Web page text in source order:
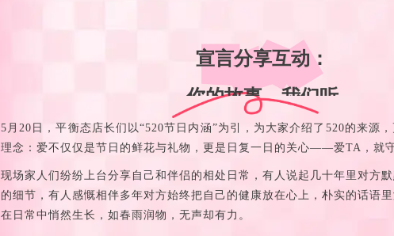
宣言分享互动：
你的故事，我们听
5月20日，平衡态店长们以“520节日内涵”为引，为大家介绍了520的来源
理念：爱不仅仅是节日的鲜花与礼物，更是日复一日的关心——爱TA，就
现场家人们纷纷上台分享自己和伴侣的相处日常，有人说起几十年里对方
的细节，有人感慨相伴多年对方始终把自己的健康放在心上，朴实的话语
在日常中悄然生长，如春雨润物，无声却有力。